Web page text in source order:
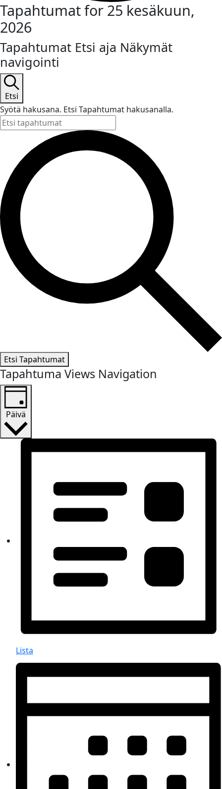
Tapahtumat for 25 kesäkuun,
2026
Tapahtumat Etsi aja Näkymät
navigointi
Etsi
Syötä hakusana. Etsi Tapahtumat hakusanalla.
Etsi Tapahtumat
Tapahtuma Views Navigation
Päivä
Lista